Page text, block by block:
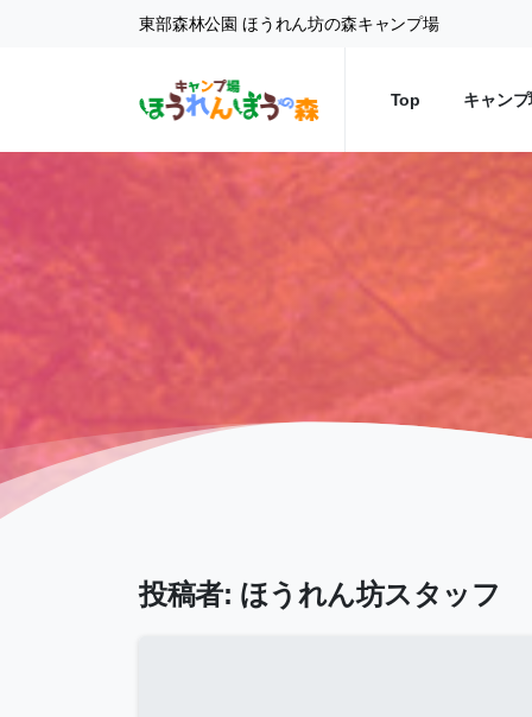
東部森林公園 ほうれん坊の森キャンプ場
Top キャン
投稿者: ほうれん坊スタッフ